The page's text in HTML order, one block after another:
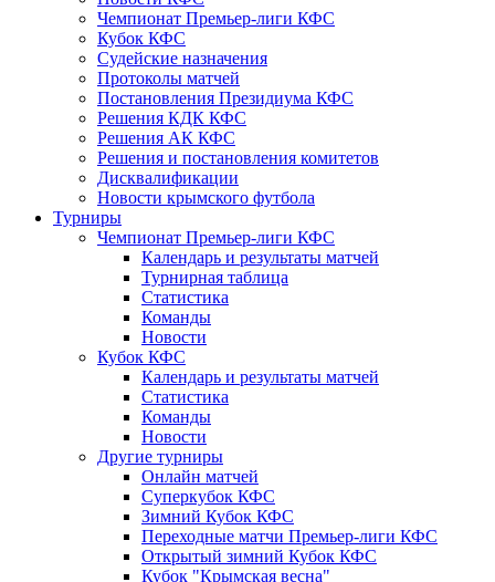
Чемпионат Премьер-лиги КФС
Кубок КФС
Судейские назначения
Протоколы матчей
Постановления Президиума КФС
Решения КДК КФС
Решения АК КФС
Решения и постановления комитетов
Дисквалификации
Новости крымского футбола
Турниры
Чемпионат Премьер-лиги КФС
Календарь и результаты матчей
Турнирная таблица
Статистика
Команды
Новости
Кубок КФС
Календарь и результаты матчей
Статистика
Команды
Новости
Другие турниры
Онлайн матчей
Суперкубок КФС
Зимний Кубок КФС
Переходные матчи Премьер-лиги КФС
Открытый зимний Кубок КФС
Кубок "Крымская весна"